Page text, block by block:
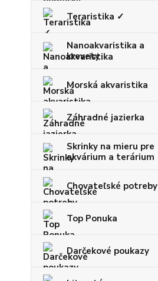
Teraristika ✓
Nanoakvaristika a
krevety
Morská akvaristika
Záhradné jazierka
Skrinky na mieru pre
akvárium a terárium
Chovateľské potreby
Top Ponuka
Darčekové poukazy